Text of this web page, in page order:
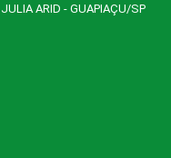
JULIA ARID - GUAPIAÇU/SP